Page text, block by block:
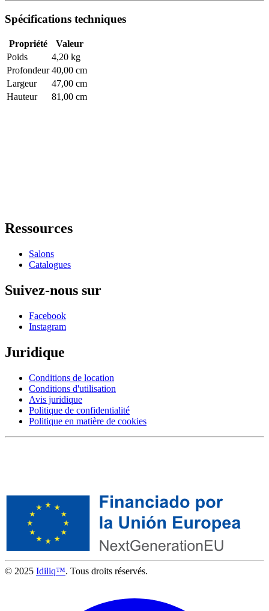
Spécifications techniques
Propriété
Valeur
Poids
4,20 kg
Profondeur 40,00 cm
Largeur
47,00 cm
Hauteur
81,00 cm
Ressources
Salons
Catalogues
Suivez-nous sur
Facebook
Instagram
Juridique
Conditions de location
Conditions d'utilisation
Avis juridique
Politique de confidentialité
Politique en matière de cookies
© 2025 Idiliq™. Tous droits réservés.